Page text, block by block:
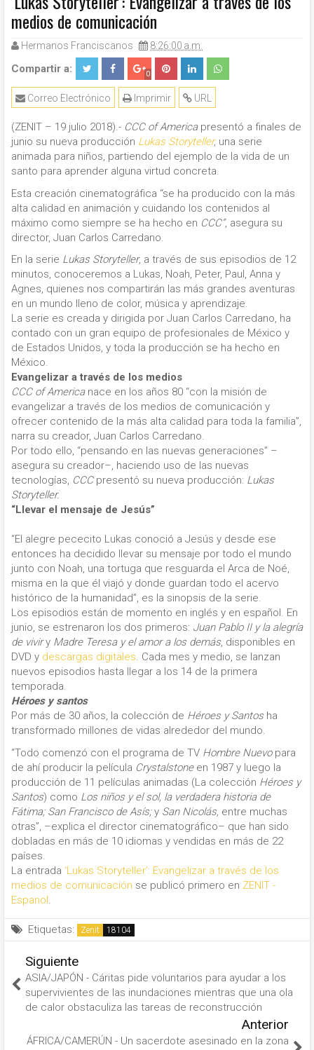
medios de comunicación
Hermanos Franciscanos 8:26:00 a.m.
Compartir a: 0
URL
Imprimir
Correo Electrónico
(ZENIT – 19 julio 2018).- CCC of Americapresentó a finales de
junio su nueva producción Lukas Storyteller, una serie
animada para niños, partiendo del ejemplo de la vida de un
santo para aprender alguna virtud concreta.
Esta creación cinematográfica “se ha producido con la más
alta calidad en animación y cuidando los contenidos al
máximo como siempre se ha hecho en CCC”, asegura su
director, Juan Carlos Carredano.
En la serie Lukas Storyteller, a través de sus episodios de 12
minutos, conoceremos a Lukas, Noah, Peter, Paul, Anna y
Agnes, quienes nos compartirán las más grandes aventuras
en un mundo lleno de color, música y aprendizaje.
La serie es creada y dirigida por Juan Carlos Carredano, ha
contado con un gran equipo de profesionales de México y
de Estados Unidos, y toda la producción se ha hecho en
México.
Evangelizar a través de los medios
CCC of Americanace en los años 80 “con la misión de
evangelizar a través de los medios de comunicación y
ofrecer contenido de la más alta calidad para toda la familia”,
narra su creador, Juan Carlos Carredano.
Por todo ello, “pensando en las nuevas generaciones” –
asegura su creador–, haciendo uso de las nuevas
tecnologías, CCCpresentó su nueva producción: Lukas
Storyteller.
“Llevar el mensaje de Jesús”
“El alegre pececito Lukas conoció a Jesús y desde ese
entonces ha decidido llevar su mensaje por todo el mundo
junto con Noah, una tortuga que resguarda el Arca de Noé,
misma en la que él viajó y donde guardan todo el acervo
histórico de la humanidad”, es la sinopsis de la serie.
Los episodios están de momento en inglés y en español. En
junio, se estrenaron los dos primeros: Juan Pablo II y la alegría
de viviry Madre Teresa y el amor a los demás, disponibles en
DVD y descargas digitales. Cada mes y medio, se lanzan
nuevos episodios hasta llegar a los 14 de la primera
temporada.
Héroes y santos
Por más de 30 años, la colección de Héroes y Santosha
transformado millones de vidas alrededor del mundo.
“Todo comenzó con el programa de TV Hombre Nuevopara
de ahí producir la película Crystalstoneen 1987 y luego la
producción de 11 películas animadas (La colección Héroes y
Santos) como Los niños y el sol, la verdadera historia de
Fátima; San Francisco de Asís;y San Nicolás, entre muchas
otras”, –explica el director cinematográfico– que han sido
dobladas en más de 10 idiomas y vendidas en más de 22
países.
La entrada ‘Lukas Storyteller’: Evangelizar a través de los
medios de comunicación se publicó primero en ZENIT -
Espanol
Etiquetas: Zenit
Siguiente
ASIA/JAPÓN - Cáritas pide voluntarios para ayudar a los
supervivientes de las inundaciones mientras que una ola
de calor obstaculiza las tareas de reconstrucción
Anterior
ÁFRICA/CAMERÚN - Un sacerdote asesinado en la zona